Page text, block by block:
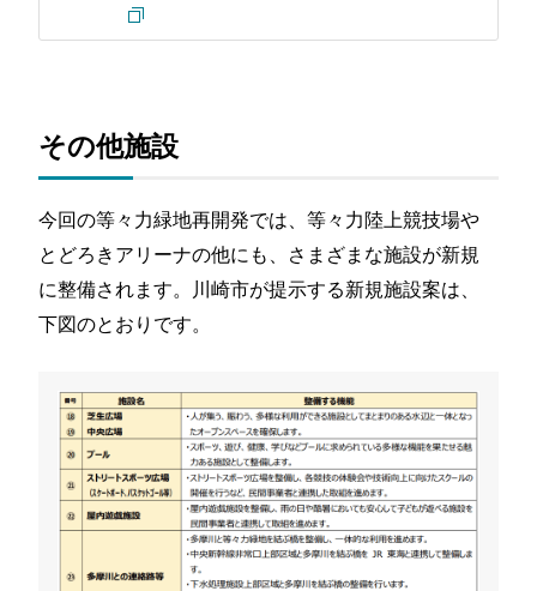
その他施設
今回の等々力緑地再開発では、等々力陸上競技場や
とどろきアリーナの他にも、さまざまな施設が新規
に整備されます。川崎市が提示する新規施設案は、
下図のとおりです。